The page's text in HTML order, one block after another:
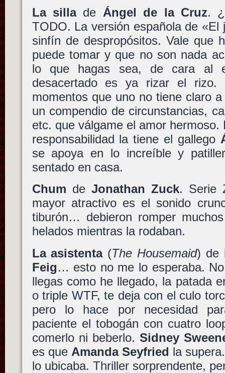
La sillade Ángel de la Cruz.
TODO. La versión española de «El
sinfín de despropósitos. Vale que
puede tomar y que no son nada
lo que hagas sea, de cara al
desacertado es ya rizar el
momentos que uno no tiene claro
un compendio de circunstancias,
etc. que válgame el amor hermoso.
responsabilidad la tiene el gallego
se apoya en lo increíble y
sentado en casa.
Chum de Jonathan Zuck. Serie
mayor atractivo es el sonido
tiburón… debieron romper
helados mientras la rodaban.
La asistenta(The Housemaid) de
Feig… esto no me lo esperaba.
llegas como he llegado, la patada
o triple WTF, te deja con el culo
pero lo hace por necesidad
paciente el tobogán con cuatro
comerlo ni beberlo. Sidney
es que Amanda Seyfried la
lo ubicaba. Thriller sorprendente,